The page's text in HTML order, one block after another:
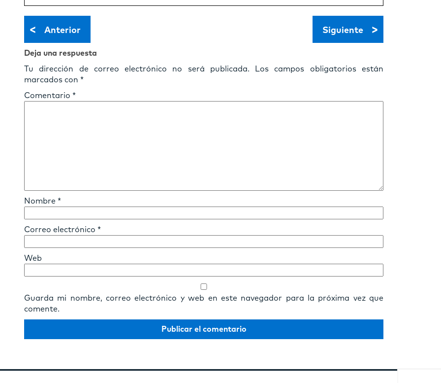
< Anterior Siguiente >
Deja una respuesta
Tu dirección de correo electrónico no será publicada.
Los campos obligatorios están
marcados con *
Comentario *
Nombre *
Correo electrónico *
Web
Guarda mi nombre, correo electrónico y web en este navegador para la próxima vez que
comente.